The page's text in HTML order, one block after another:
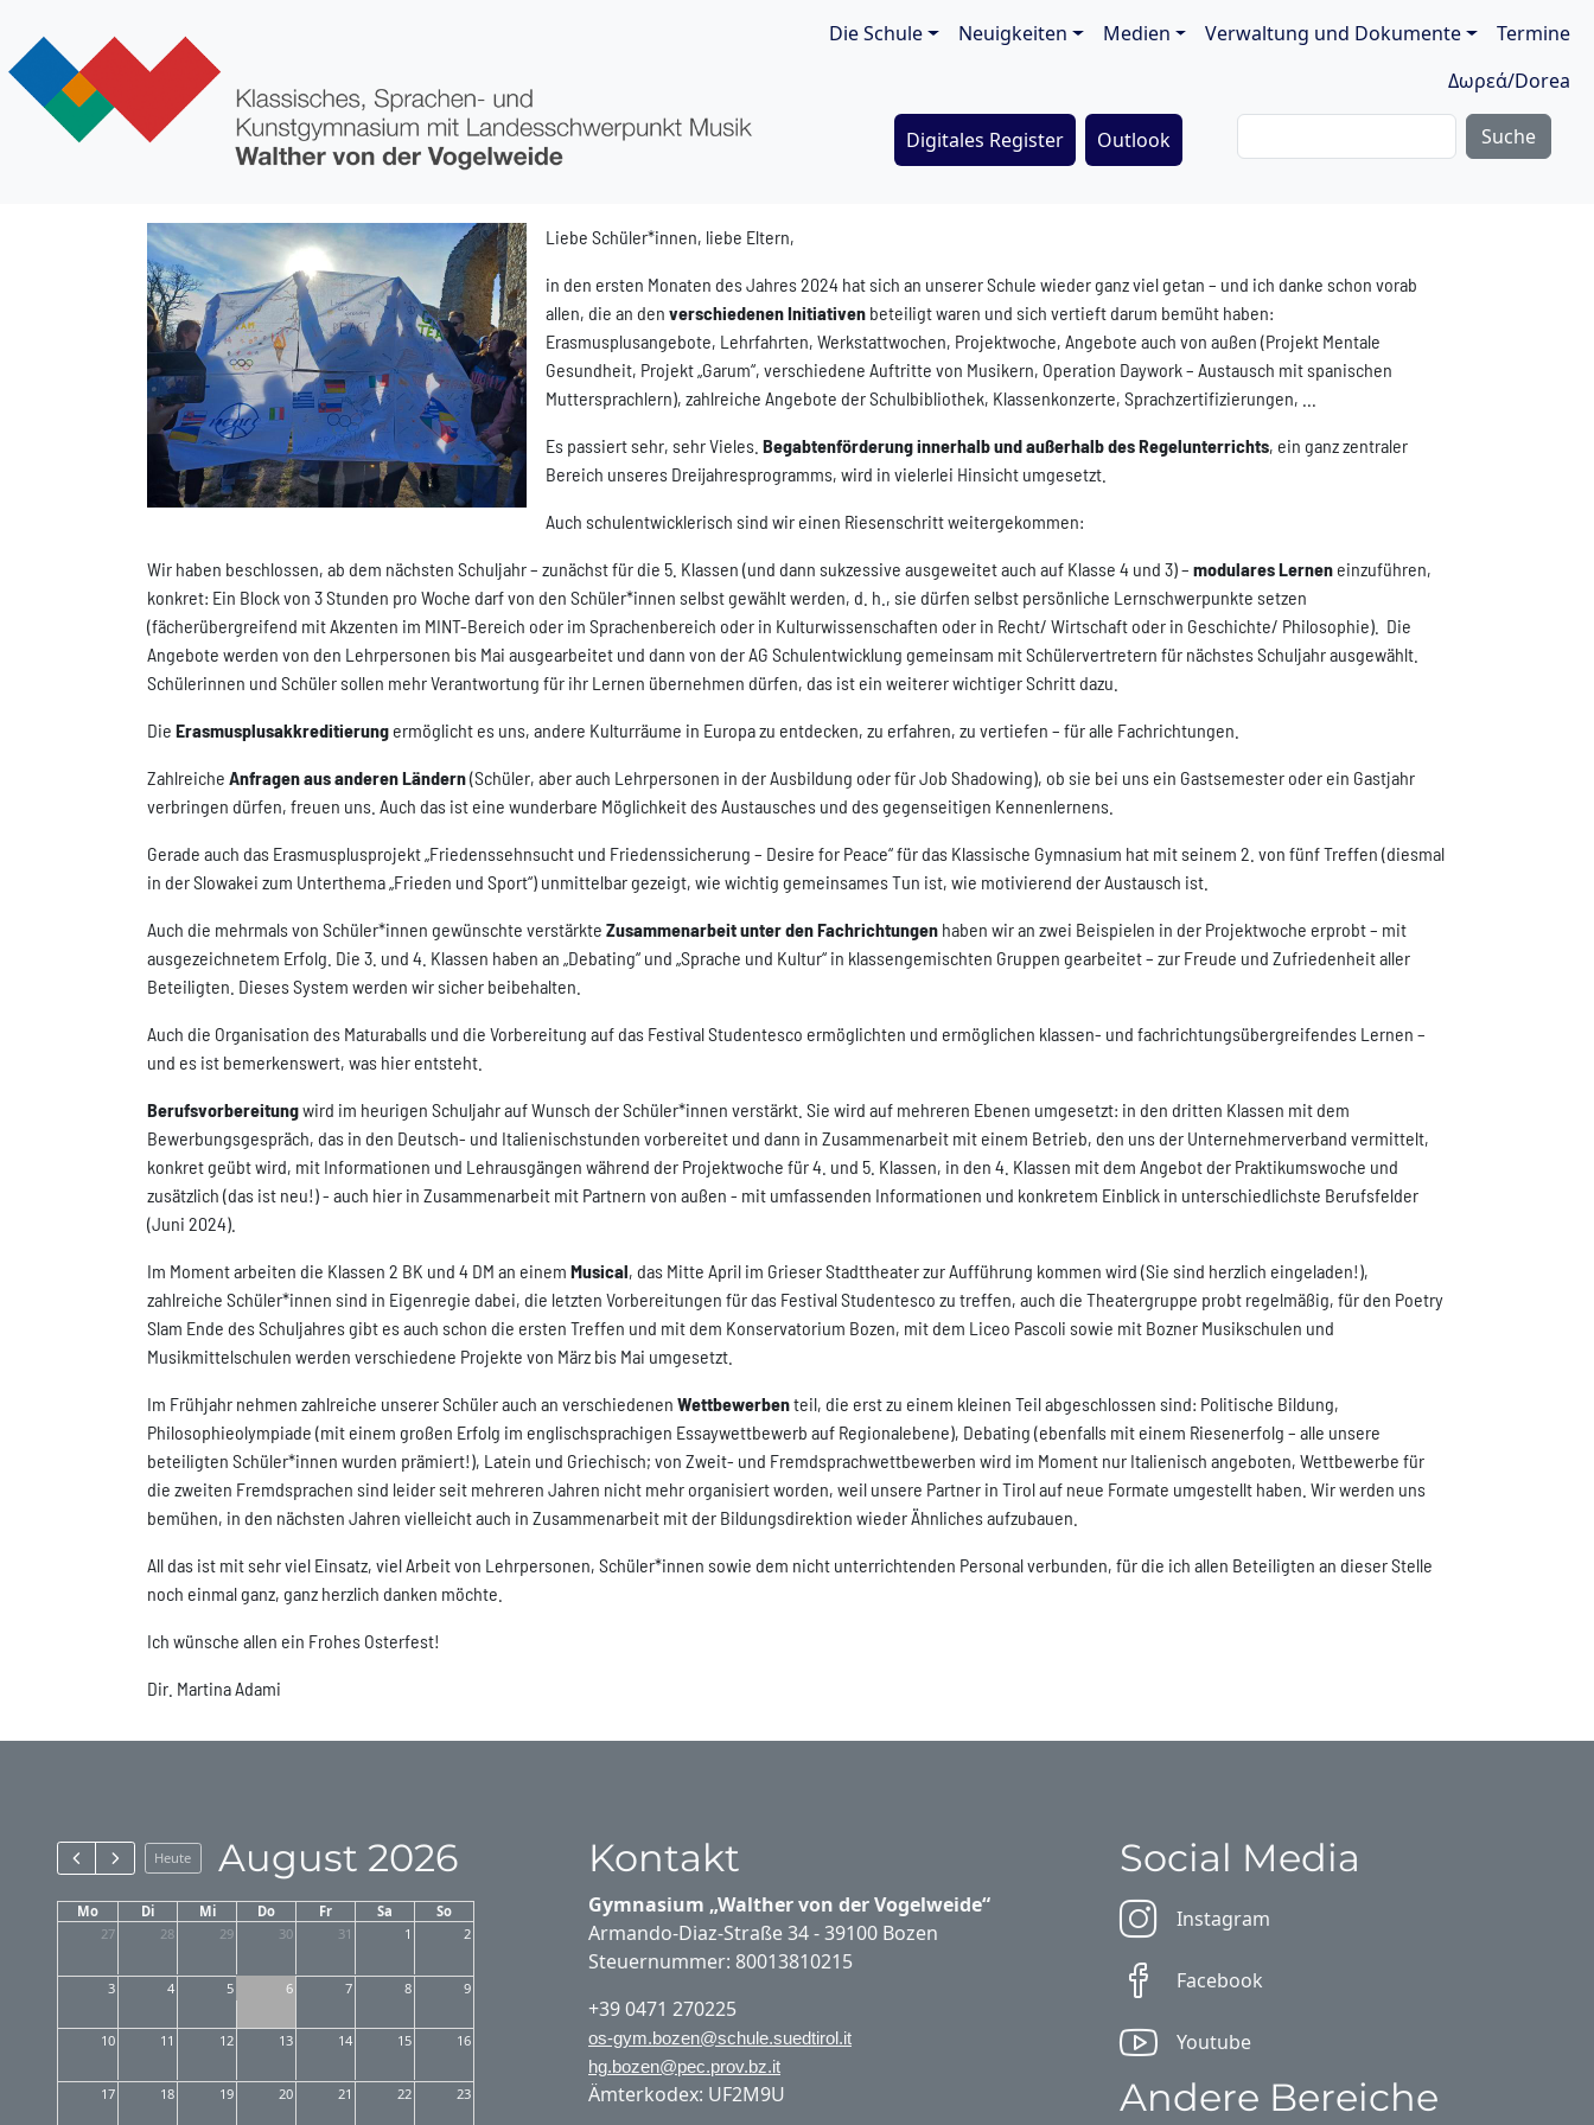
Main navigation
Die Schule Neuigkeiten Medien Verwaltung und Dokumente
Termine
Δωρεά/Dorea
Digitales Register Outlook
Bild Liebe Schüler*innen, liebe Eltern,
in den ersten Monaten des Jahres 2024 hat sich an unserer Schule wieder ganz viel getan – und ich danke schon vorab
allen, die an den verschiedenen Initiativen beteiligt waren und sich vertieft darum bemüht haben:
Erasmusplusangebote, Lehrfahrten, Werkstattwochen, Projektwoche, Angebote auch von außen (Projekt Mentale
Gesundheit, Projekt „Garum“, verschiedene Auftritte von Musikern, Operation Daywork – Austausch mit spanischen
Muttersprachlern), zahlreiche Angebote der Schulbibliothek, Klassenkonzerte, Sprachzertifizierungen, ...
Es passiert sehr, sehr Vieles. Begabtenförderung innerhalb und außerhalb des Regelunterrichts, ein ganz zentraler
Bereich unseres Dreijahresprogramms, wird in vielerlei Hinsicht umgesetzt.
Auch schulentwicklerisch sind wir einen Riesenschritt weitergekommen:
Wir haben beschlossen, ab dem nächsten Schuljahr – zunächst für die 5. Klassen (und dann sukzessive ausgeweitet auch auf Klasse 4 und 3) – modulares Lernen einzuführen,
konkret: Ein Block von 3 Stunden pro Woche darf von den Schüler*innen selbst gewählt werden, d. h., sie dürfen selbst persönliche Lernschwerpunkte setzen
(fächerübergreifend mit Akzenten im MINT-Bereich oder im Sprachenbereich oder in Kulturwissenschaften oder in Recht/ Wirtschaft oder in Geschichte/ Philosophie). Die
Angebote werden von den Lehrpersonen bis Mai ausgearbeitet und dann von der AG Schulentwicklung gemeinsam mit Schülervertretern für nächstes Schuljahr ausgewählt.
Schülerinnen und Schüler sollen mehr Verantwortung für ihr Lernen übernehmen dürfen, das ist ein weiterer wichtiger Schritt dazu.
Die Erasmusplusakkreditierung ermöglicht es uns, andere Kulturräume in Europa zu entdecken, zu erfahren, zu vertiefen – für alle Fachrichtungen.
Zahlreiche Anfragen aus anderen Ländern(Schüler, aber auch Lehrpersonen in der Ausbildung oder für Job Shadowing), ob sie bei uns ein Gastsemester oder ein Gastjahr
verbringen dürfen, freuen uns. Auch das ist eine wunderbare Möglichkeit des Austausches und des gegenseitigen Kennenlernens.
Gerade auch das Erasmusplusprojekt „Friedenssehnsucht und Friedenssicherung – Desire for Peace“ für das Klassische Gymnasium hat mit seinem 2. von fünf Treffen (diesmal
in der Slowakei zum Unterthema „Frieden und Sport“) unmittelbar gezeigt, wie wichtig gemeinsames Tun ist, wie motivierend der Austausch ist.
Auch die mehrmals von Schüler*innen gewünschte verstärkte Zusammenarbeit unter den Fachrichtungen haben wir an zwei Beispielen in der Projektwoche erprobt – mit
ausgezeichnetem Erfolg. Die 3. und 4. Klassen haben an „Debating“ und „Sprache und Kultur“ in klassengemischten Gruppen gearbeitet – zur Freude und Zufriedenheit aller
Beteiligten. Dieses System werden wir sicher beibehalten.
Auch die Organisation des Maturaballs und die Vorbereitung auf das Festival Studentesco ermöglichten und ermöglichen klassen- und fachrichtungsübergreifendes Lernen –
und es ist bemerkenswert, was hier entsteht.
Berufsvorbereitungwird im heurigen Schuljahr auf Wunsch der Schüler*innen verstärkt. Sie wird auf mehreren Ebenen umgesetzt: in den dritten Klassen mit dem
Bewerbungsgespräch, das in den Deutsch- und Italienischstunden vorbereitet und dann in Zusammenarbeit mit einem Betrieb, den uns der Unternehmerverband vermittelt,
konkret geübt wird, mit Informationen und Lehrausgängen während der Projektwoche für 4. und 5. Klassen, in den 4. Klassen mit dem Angebot der Praktikumswoche und
zusätzlich (das ist neu!) - auch hier in Zusammenarbeit mit Partnern von außen - mit umfassenden Informationen und konkretem Einblick in unterschiedlichste Berufsfelder
(Juni 2024).
Im Moment arbeiten die Klassen 2 BK und 4 DM an einem Musical, das Mitte April im Grieser Stadttheater zur Aufführung kommen wird (Sie sind herzlich eingeladen!),
zahlreiche Schüler*innen sind in Eigenregie dabei, die letzten Vorbereitungen für das Festival Studentesco zu treffen, auch die Theatergruppe probt regelmäßig, für den Poetry
Slam Ende des Schuljahres gibt es auch schon die ersten Treffen und mit dem Konservatorium Bozen, mit dem Liceo Pascoli sowie mit Bozner Musikschulen und
Musikmittelschulen werden verschiedene Projekte von März bis Mai umgesetzt.
Im Frühjahr nehmen zahlreiche unserer Schüler auch an verschiedenen Wettbewerbenteil, die erst zu einem kleinen Teil abgeschlossen sind: Politische Bildung,
Philosophieolympiade (mit einem großen Erfolg im englischsprachigen Essaywettbewerb auf Regionalebene), Debating (ebenfalls mit einem Riesenerfolg – alle unsere
beteiligten Schüler*innen wurden prämiert!), Latein und Griechisch; von Zweit- und Fremdsprachwettbewerben wird im Moment nur Italienisch angeboten, Wettbewerbe für
die zweiten Fremdsprachen sind leider seit mehreren Jahren nicht mehr organisiert worden, weil unsere Partner in Tirol auf neue Formate umgestellt haben. Wir werden uns
bemühen, in den nächsten Jahren vielleicht auch in Zusammenarbeit mit der Bildungsdirektion wieder Ähnliches aufzubauen.
All das ist mit sehr viel Einsatz, viel Arbeit von Lehrpersonen, Schüler*innen sowie dem nicht unterrichtenden Personal verbunden, für die ich allen Beteiligten an dieser Stelle
noch einmal ganz, ganz herzlich danken möchte.
Ich wünsche allen ein Frohes Osterfest!
Dir. Martina Adami
Heute August 2026
Mo Di Mi Do Fr Sa
So
27
28 29 30 31 1 2
3 4 5 6 7 8 9
10 11 12 13 14 15 16
17 18 19 20 21 22 23
Kontakt
Gymnasium „Walther von der Vogelweide“
Armando-Diaz-Straße 34 - 39100 Bozen
Steuernummer: 80013810215
+39 0471 270225
os-gym.bozen@schule.suedtirol.it
hg.bozen@pec.prov.bz.it
Ämterkodex: UF2M9U
Social Media
Instagram
Facebook
Youtube
Andere Bereiche